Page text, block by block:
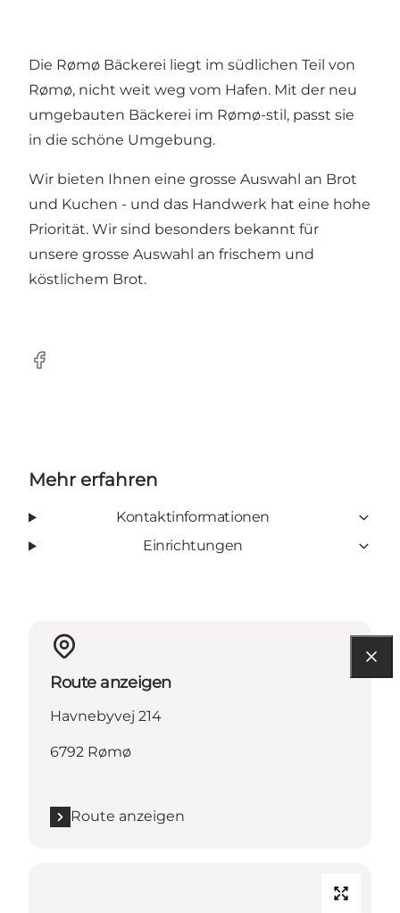
Die Rømø Bäckerei liegt im südlichen Teil von
Rømø, nicht weit weg vom Hafen. Mit der neu
umgebauten Bäckerei im Rømø-stil, passt sie
in die schöne Umgebung.
Wir bieten Ihnen eine grosse Auswahl an Brot
und Kuchen - und das Handwerk hat eine hohe
Priorität. Wir sind besonders bekannt für
unsere grosse Auswahl an frischem und
köstlichem Brot.
Facebook
Mehr erfahren
Kontaktinformationen
Einrichtungen
Route anzeigen
Havnebyvej 214
6792 Rømø
Route anzeigen